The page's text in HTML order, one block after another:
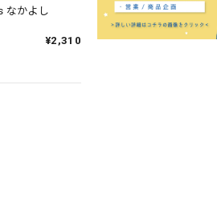
なかよし
¥2,310